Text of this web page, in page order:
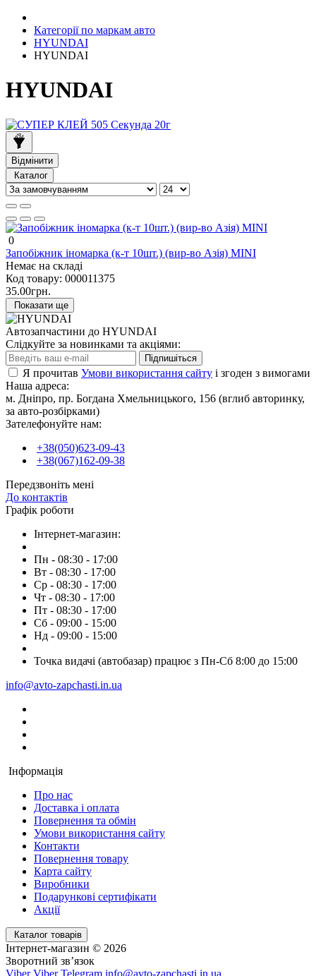
Категорії по маркам авто
HYUNDAI
HYUNDAI
HYUNDAI
Відмінити
Каталог
0
Запобіжник іномарка (к-т 10шт.) (вир-во Азія) MINI
Немає на складі
Код товару: 000011375
35.00грн.
Показати ще
Автозапчастини до HYUNDAI
Слідкуйте за новинками та акціями:
Підпишіться
Я прочитав Умови використання сайту і згоден з вимогами
Наша адреса:
м. Дніпро, пр. Богдана Хмельницького, 156 (вглиб авторинку,
за авто-розбірками)
Зателефонуйте нам:
+38(050)623-09-43
+38(067)162-09-38
Передзвоніть мені
До контактів
Графік роботи
Інтернет-магазин:
Пн - 08:30 - 17:00
Вт - 08:30 - 17:00
Ср - 08:30 - 17:00
Чт - 08:30 - 17:00
Пт - 08:30 - 17:00
Сб - 09:00 - 15:00
Нд - 09:00 - 15:00
Точка видачі (автобазар) працює з Пн-Сб 8:00 до 15:00
info@avto-zapchasti.in.ua
Інформація
Про нас
Доставка і оплата
Повернення та обмін
Умови використання сайту
Контакти
Повернення товару
Карта сайту
Виробники
Подарункові сертифікати
Акції
Каталог товарів
Інтернет-магазин © 2026
Зворотний зв’язок
Viber Viber Telegram info@avto-zapchasti.in.ua